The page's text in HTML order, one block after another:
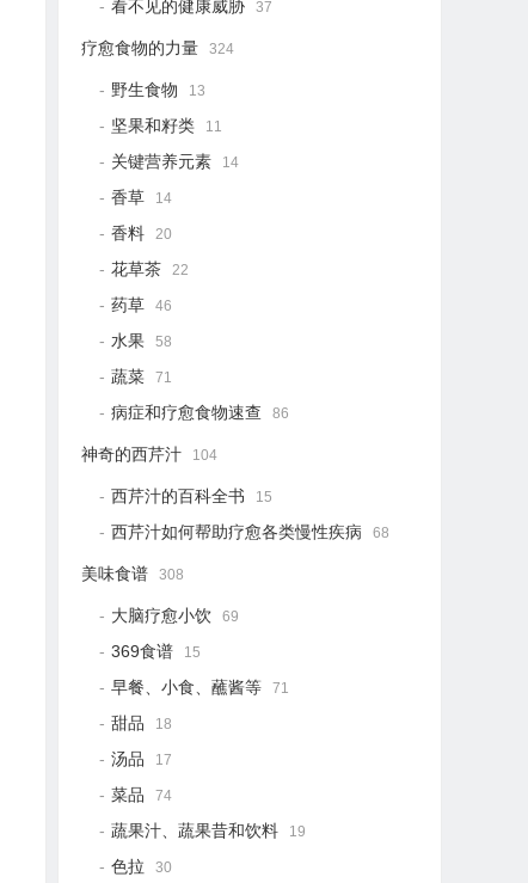
看不见的健康威胁 37
疗愈食物的力量 324
野生食物 13
坚果和籽类 11
关键营养元素 14
香草 14
香料 20
花草茶 22
药草 46
水果 58
蔬菜 71
病症和疗愈食物速查 86
神奇的西芹汁 104
西芹汁的百科全书 15
西芹汁如何帮助疗愈各类慢性疾病 68
美味食谱 308
大脑疗愈小饮 69
369食谱 15
早餐、小食、蘸酱等 71
甜品 18
汤品 17
菜品 74
蔬果汁、蔬果昔和饮料 19
色拉 30